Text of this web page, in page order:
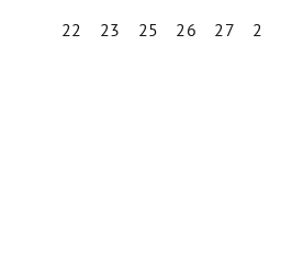
22
23 25 26 27 28